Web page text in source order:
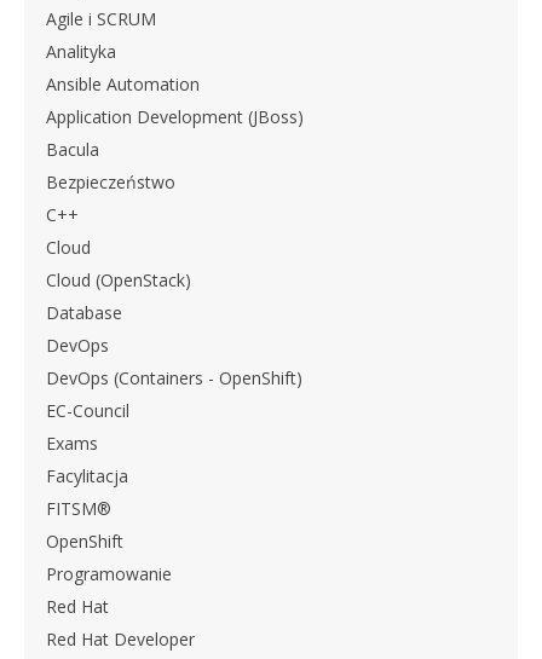
Agile i SCRUM
Analityka
Ansible Automation
Application Development (JBoss)
Bacula
Bezpieczeństwo
C++
Cloud
Cloud (OpenStack)
Database
DevOps
DevOps (Containers - OpenShift)
EC-Council
Exams
Facylitacja
FITSM®
OpenShift
Programowanie
Red Hat
Red Hat Developer